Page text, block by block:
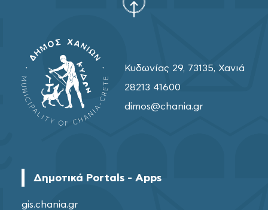
Κυδωνίας 29, 73135, Χανιά
28213 41600
dimos@chania.gr
Δημοτικά Portals - Apps
gis.chania.gr